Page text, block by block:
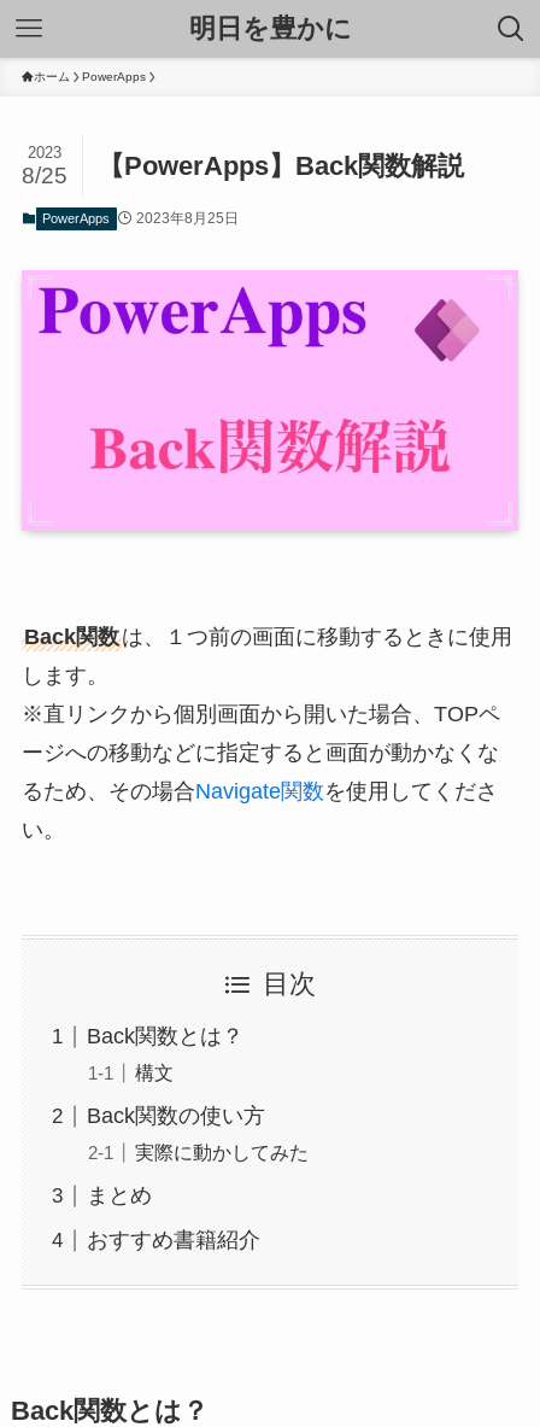
明日を豊かに
ホーム PowerApps
【PowerApps】Back関数解説
2023
8/25
PowerApps 2023年8月25日
Back関数は、１つ前の画面に移動するときに使用
します。
※直リンクから個別画面から開いた場合、TOPペ
ージへの移動などに指定すると画面が動かなくな
るため、その場合Navigate関数を使用してくださ
い。
目次
Back関数とは？
構文
Back関数の使い方
実際に動かしてみた
まとめ
おすすめ書籍紹介
Back関数とは？